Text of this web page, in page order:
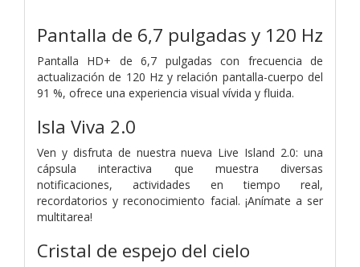
Pantalla de 6,7 pulgadas y 120 Hz
Pantalla HD+ de 6,7 pulgadas con frecuencia de
actualización de 120 Hz y relación pantalla-cuerpo del
91 %, ofrece una experiencia visual vívida y fluida.
Isla Viva 2.0
Ven y disfruta de nuestra nueva Live Island 2.0: una
cápsula interactiva que muestra diversas
notificaciones, actividades en tiempo real,
recordatorios y reconocimiento facial. ¡Anímate a ser
multitarea!
Cristal de espejo del cielo